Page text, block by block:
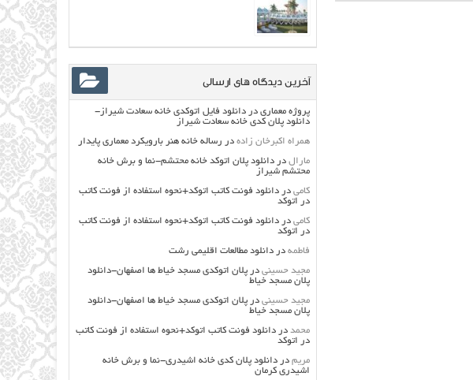
آخرین دیدگاه های ارسالی
پروژه معماری دردانلود فایل اتوکدی خانه سعادت شیراز-
دانلود پلان کدی خانه سعادت شیراز
همراه اکبرخان زاده در رساله خانه هنر بارویکرد معماری پایدار
مارال دردانلود پلان اتوکد خانه محتشم-نما و برش خانه
محتشم شیراز
کامی دردانلود فونت کاتب اتوکد+نحوه استفاده از فونت کاتب
در اتوکد
کامی دردانلود فونت کاتب اتوکد+نحوه استفاده از فونت کاتب
در اتوکد
فاطمه دردانلود مطالعات اقليمي رشت
مجید حسینی درپلان اتوکدی مسجد خیاط ها اصفهان-دانلود
پلان مسجد خیاط
مجید حسینی درپلان اتوکدی مسجد خیاط ها اصفهان-دانلود
پلان مسجد خیاط
محمد دردانلود فونت کاتب اتوکد+نحوه استفاده از فونت کاتب
در اتوکد
مریم دردانلود پلان کدی خانه اشیدری-نما و برش خانه
اشیدری کرمان